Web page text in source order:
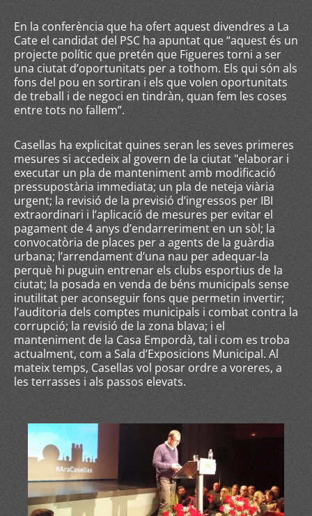
En la conferència que ha ofert aquest divendres a La
Cate el candidat del PSC ha apuntat que “aquest és un
projecte polític que pretén que Figueres torni a ser
una ciutat d’oportunitats per a tothom. Els qui són als
fons del pou en sortiran i els que volen oportunitats
de treball i de negoci en tindràn, quan fem les coses
entre tots no fallem”.
Casellas ha explicitat quines seran les seves primeres
mesures si accedeix al govern de la ciutat "elaborar i
executar un pla de manteniment amb modificació
pressupostària immediata; un pla de neteja viària
urgent; la revisió de la previsió d’ingressos per IBI
extraordinari i l’aplicació de mesures per evitar el
pagament de 4 anys d’endarreriment en un sòl; la
convocatòria de places per a agents de la guàrdia
urbana; l’arrendament d’una nau per adequar-la
perquè hi puguin entrenar els clubs esportius de la
ciutat; la posada en venda de béns municipals sense
inutilitat per aconseguir fons que permetin invertir;
l’auditoria dels comptes municipals i combat contra la
corrupció; la revisió de la zona blava; i el
manteniment de la Casa Empordà, tal i com es troba
actualment, com a Sala d’Exposicions Municipal. Al
mateix temps, Casellas vol posar ordre a voreres, a
les terrasses i als passos elevats.